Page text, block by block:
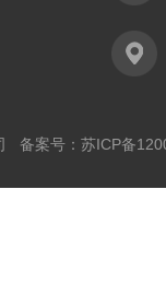
备案号： 苏ICP备